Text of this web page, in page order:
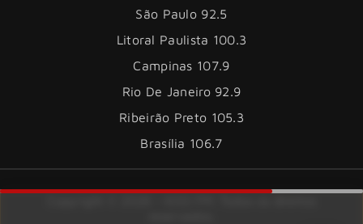
São Paulo 92.5
Litoral Paulista 100.3
Campinas 107.9
Rio De Janeiro 92.9
Ribeirão Preto 105.3
Brasília 106.7